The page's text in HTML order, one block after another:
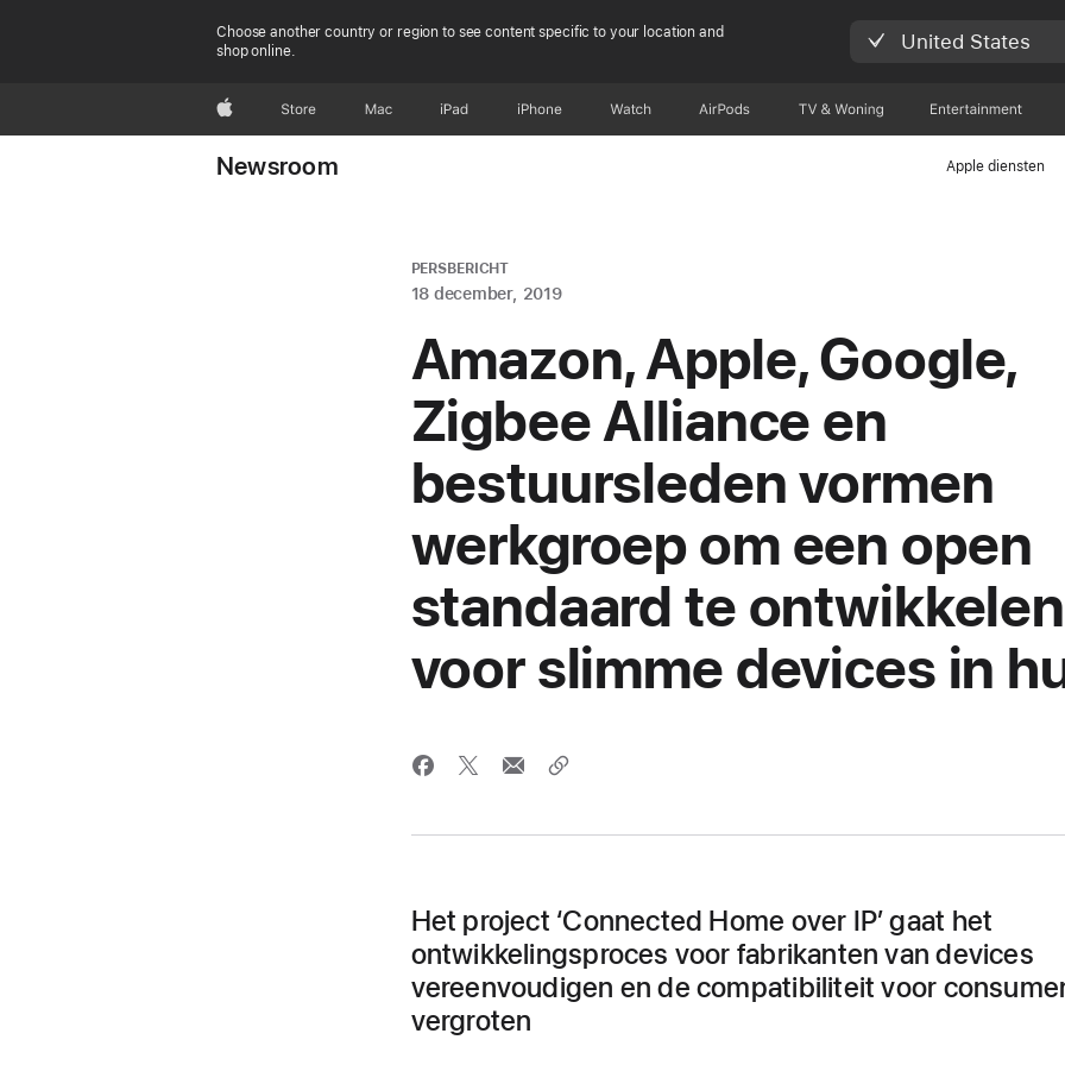
Choose another country or region to see content specific to your location and
shop online.
United States
AppleStore Mac iPad iPhone Watch AirPods TV & Woning Entertainment
Newsroom Apple diensten
PERSBERICHT
18 december, 2019
Amazon, Apple, Google,
Zigbee Alliance en
bestuursleden vormen
werkgroep om een open
standaard te ontwikkelen
voor slimme devices in
Het project ‘Connected Home over IP’ gaat het
ontwikkelingsproces voor fabrikanten van devices
vereenvoudigen en de compatibiliteit voor
vergroten